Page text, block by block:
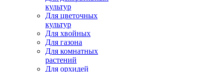
культур
Для цветочных
культур
Для хвойных
Для газона
Для комнатных
растений
Для орхидей